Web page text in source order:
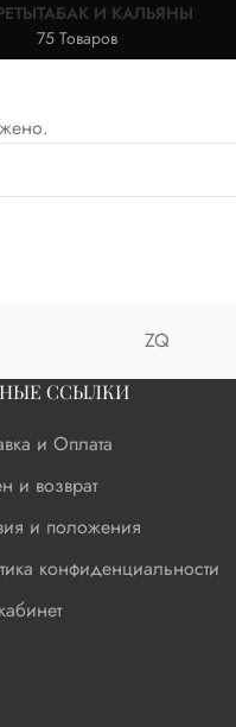
ТАБАК И КАЛЬЯНЫ
75 Товаров
ZQ
ССЫЛКИ
и Оплата
и возврат
и положения
конфиденциальности